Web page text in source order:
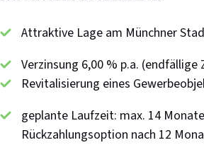
Attraktive Lage am Münchner
Verzinsung 6,00 % p.a. (endfällige
Revitalisierung eines
geplante Laufzeit: max. 14
Rückzahlungsoption nach 12